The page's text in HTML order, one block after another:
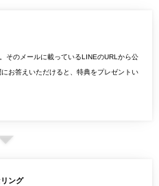
そのメールに載っているLINEのURLから公
お答えいただけると、特典をプレゼントい
ング